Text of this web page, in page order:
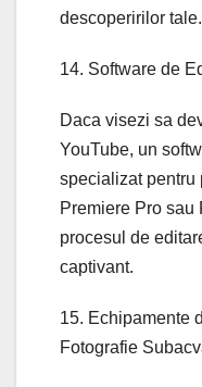
descoperirilor tale.
14. Software de
Daca visezi sa
YouTube, un
specializat pentru
Premiere Pro sau
procesul de
captivant.
15. Echipamente
Fotografie